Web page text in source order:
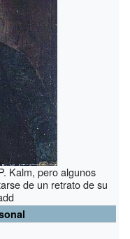
Kalm, pero algunos
de un retrato de su